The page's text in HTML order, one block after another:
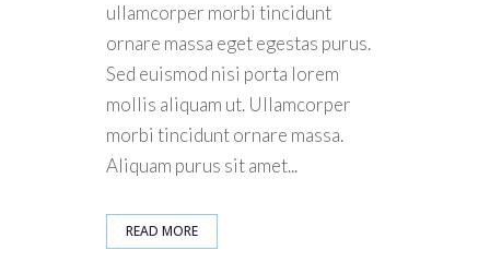
ullamcorper morbi tincidunt
ornare massa eget egestas purus.
Sed euismod nisi porta lorem
mollis aliquam ut. Ullamcorper
morbi tincidunt ornare massa.
Aliquam purus sit amet...
READ MORE